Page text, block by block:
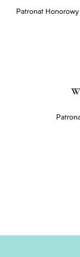
Patronat Honorowy